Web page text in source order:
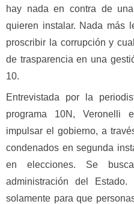
hay nada en contra de
quieren instalar. Nada más
proscribir la corrupción y
de trasparencia en una
10.
Entrevistada por la
programa 10N, Veronelli
impulsar el gobierno, a
condenados en segunda
en elecciones. Se
administración del
solamente para que